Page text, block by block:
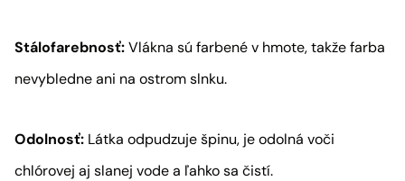
Stálofarebnosť:Vlákna sú farbené v hmote, takže farba
nevybledne ani na ostrom slnku.
Odolnosť: Látka odpudzuje špinu, je odolná voči
chlórovej aj slanej vode a ľahko sa čistí.